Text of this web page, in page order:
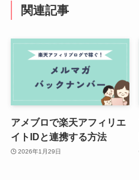
関連記事
アメブロで楽天アフィリエ
イトIDと連携する方法
2026年1月29日